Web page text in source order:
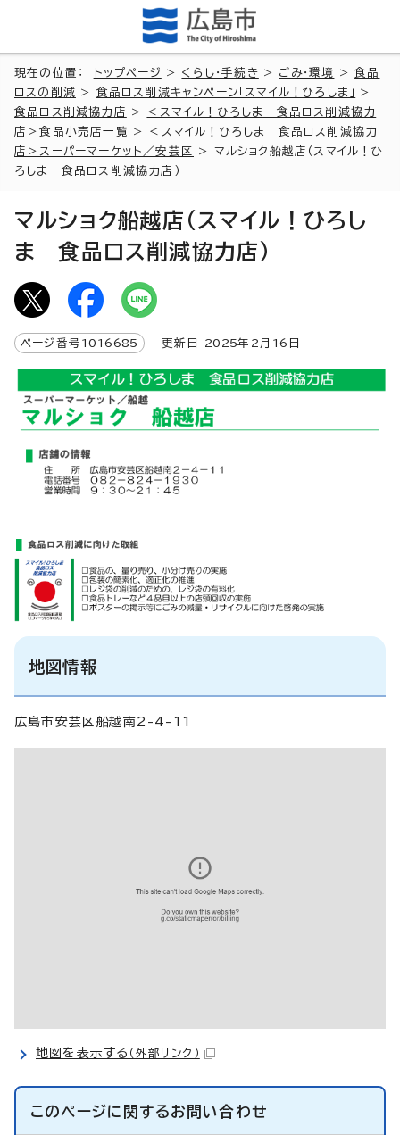
現在の位置： トップページ > くらし・手続き > ごみ・環境 >食品
ロスの削減 > 食品ロス削減キャンペーン「スマイル！ひろしま」
>
食品ロス削減協力店
>
＜スマイル！ひろしま 食品ロス削減協力
店＞食品小売店一覧
>
＜スマイル！ひろしま 食品ロス削減協力
店＞スーパーマーケット／安芸区
> マルショク船越店（スマイル！ひ
ろしま 食品ロス削減協力店）
マルショク船越店（スマイル！ひろし
ま 食品ロス削減協力店）
ページ番号 1016685 更新日 2025年2月 16 日
地図情報
広島市安芸区船越南2-4-11
地図を表示する （外部リンク）
このページに関するお問い合わせ